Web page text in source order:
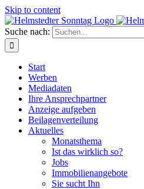
Skip to content
Suche nach:
Start
Werben
Mediadaten
Ihre Ansprechpartner
Anzeige aufgeben
Beilagenverteilung
Aktuelles
Monatsthema
Ist das wirklich so?
Jobs
Immobilienangebote
Sie sucht Ihn